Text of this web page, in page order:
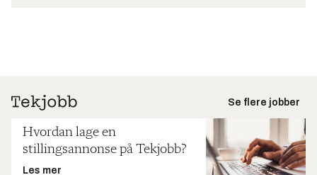
Se flere jobber
Hvordan lage en
stillingsannonse på Tekjobb?
Les mer